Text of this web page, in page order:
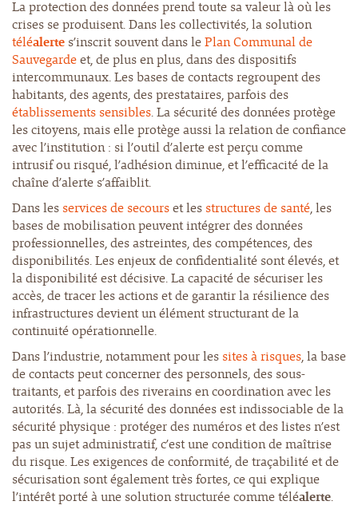
La protection des données prend toute sa valeur là où les
crises se produisent. Dans les collectivités, la solution
téléalerte s’inscrit souvent dans lePlan Communal de
Sauvegardeet, de plus en plus, dans des dispositifs
intercommunaux. Les bases de contacts regroupent des
habitants, des agents, des prestataires, parfois des
établissements sensibles. La sécurité des données protège
les citoyens, mais elle protège aussi la relation de confiance
avec l’institution : si l’outil d’alerte est perçu comme
intrusif ou risqué, l’adhésion diminue, et l’efficacité de la
chaîne d’alerte s’affaiblit.
Dans les services de secourset les structures de santé, les
bases de mobilisation peuvent intégrer des données
professionnelles, des astreintes, des compétences, des
disponibilités. Les enjeux de confidentialité sont élevés, et
la disponibilité est décisive. La capacité de sécuriser les
accès, de tracer les actions et de garantir la résilience des
infrastructures devient un élément structurant de la
continuité opérationnelle.
Dans l’industrie, notamment pour les sites à risques, la base
de contacts peut concerner des personnels, des sous-
traitants, et parfois des riverains en coordination avec les
autorités. Là, la sécurité des données est indissociable de la
sécurité physique : protéger des numéros et des listes n’est
pas un sujet administratif, c’est une condition de maîtrise
du risque. Les exigences de conformité, de traçabilité et de
sécurisation sont également très fortes, ce qui explique
l’intérêt porté à une solution structurée comme téléalerte.